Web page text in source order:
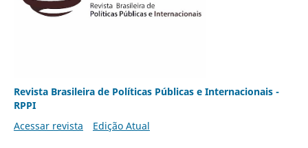
Revista Brasileira de Políticas Públicas e Internacionais -
RPPI
Acessar revista
Edição Atual